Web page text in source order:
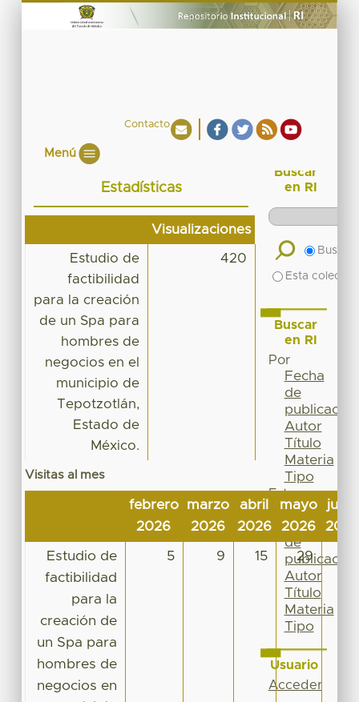
Contacto
Menú
Estadísticas
Visualizaciones
Estudio de
factibilidad
para la creación
de un Spa para
hombres de
negocios en el
municipio de
Tepotzotlán,
Estado de
México.
420
Visitas al mes
febrero
2026
marzo
2026
abril
2026
mayo
2026
junio
2026
Estudio de
factibilidad
para la
creación de
un Spa para
hombres de
negocios en
5 9 15 29
Buscar
en RI
Buscar
Esta
Buscar
en RI
Por
Fecha
de
publicación
Autor
Título
Materia
Tipo
Esta
colección
Fecha
de
publicación
Autor
Título
Materia
Tipo
Usuario
Acceder